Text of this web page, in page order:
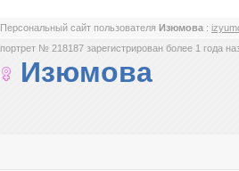
Персональный сайт пользователя Изюмова :
портрет № 218187 зарегистрирован более 1 года
Изюмова